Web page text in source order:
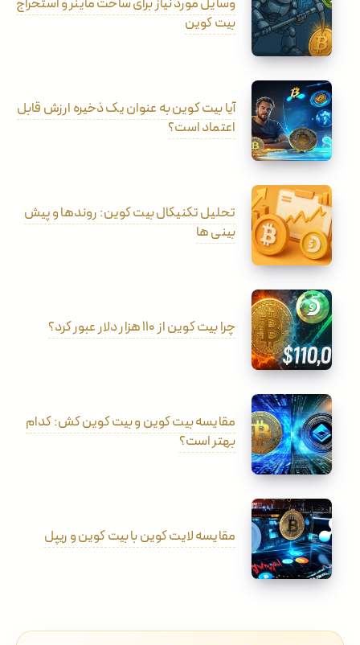
وسایل مورد نیاز برای ساخت ماینر و استخراج
بیت کوین
آیا بیت کوین به عنوان یک ذخیره ارزش قابل
اعتماد است؟
تحلیل تکنیکال بیت کوین: روندها و پیش
بینی ها
چرا بیت کوین از ۱۱۰ هزار دلار عبور کرد؟
مقایسه بیت کوین و بیت کوین کش: کدام
بهتر است؟
مقایسه لایت کوین با بیت کوین و ریپل